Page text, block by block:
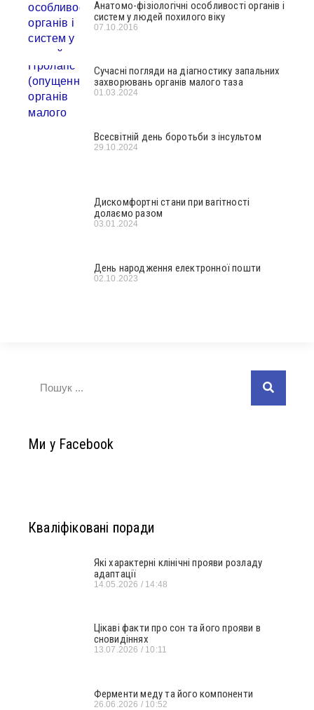
Анатомо-фізіологічні особливості органів і
систем у людей похилого віку
07.10.2016
Сучасні погляди на діагностику запальних
захворювань органів малого таза
01.03.2024
Всесвітній день боротьби з інсультом
29.10.2024
Дискомфортні стани при вагітності
долаємо разом
03.01.2024
День народження електронної пошти
02.10.2023
Ми у Facebook
Кваліфіковані поради
Які характерні клінічні прояви розладу
адаптації
14.05.2026 14:48
Цікаві факти про сон та його прояви в
сновидіннях
13.07.2026 10:11
Ферменти меду та його компоненти
26.06.2026 10:52